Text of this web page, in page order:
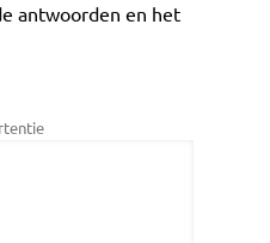
antwoorden en het